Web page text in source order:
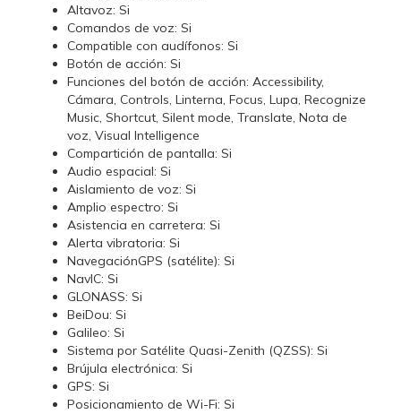
Altavoz: Si
Comandos de voz: Si
Compatible con audífonos: Si
Botón de acción: Si
Funciones del botón de acción: Accessibility,
Cámara, Controls, Linterna, Focus, Lupa, Recognize
Music, Shortcut, Silent mode, Translate, Nota de
voz, Visual Intelligence
Compartición de pantalla: Si
Audio espacial: Si
Aislamiento de voz: Si
Amplio espectro: Si
Asistencia en carretera: Si
Alerta vibratoria: Si
NavegaciónGPS (satélite): Si
NavIC: Si
GLONASS: Si
BeiDou: Si
Galileo: Si
Sistema por Satélite Quasi-Zenith (QZSS): Si
Brújula electrónica: Si
GPS: Si
Posicionamiento de Wi-Fi: Si